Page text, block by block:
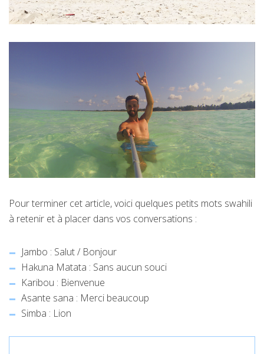
Pour terminer cet article, voici quelques petits mots swahili
à retenir et à placer dans vos conversations :
Jambo : Salut / Bonjour
Hakuna Matata : Sans aucun souci
Karibou : Bienvenue
Asante sana : Merci beaucoup
Simba : Lion